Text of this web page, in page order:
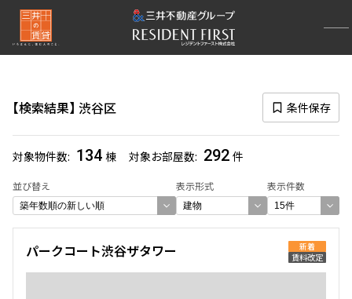
検索結果 渋谷区 条件保存
対象物件数 134 棟 対象お部屋数 292 件
並び替え 表示形式 表示件数
再検索ナビゲーション
選択中の区
渋谷区
(292)
選び方を変更する
検索対象お部屋数
新着
賃料改定
パークコート渋谷ザタワー